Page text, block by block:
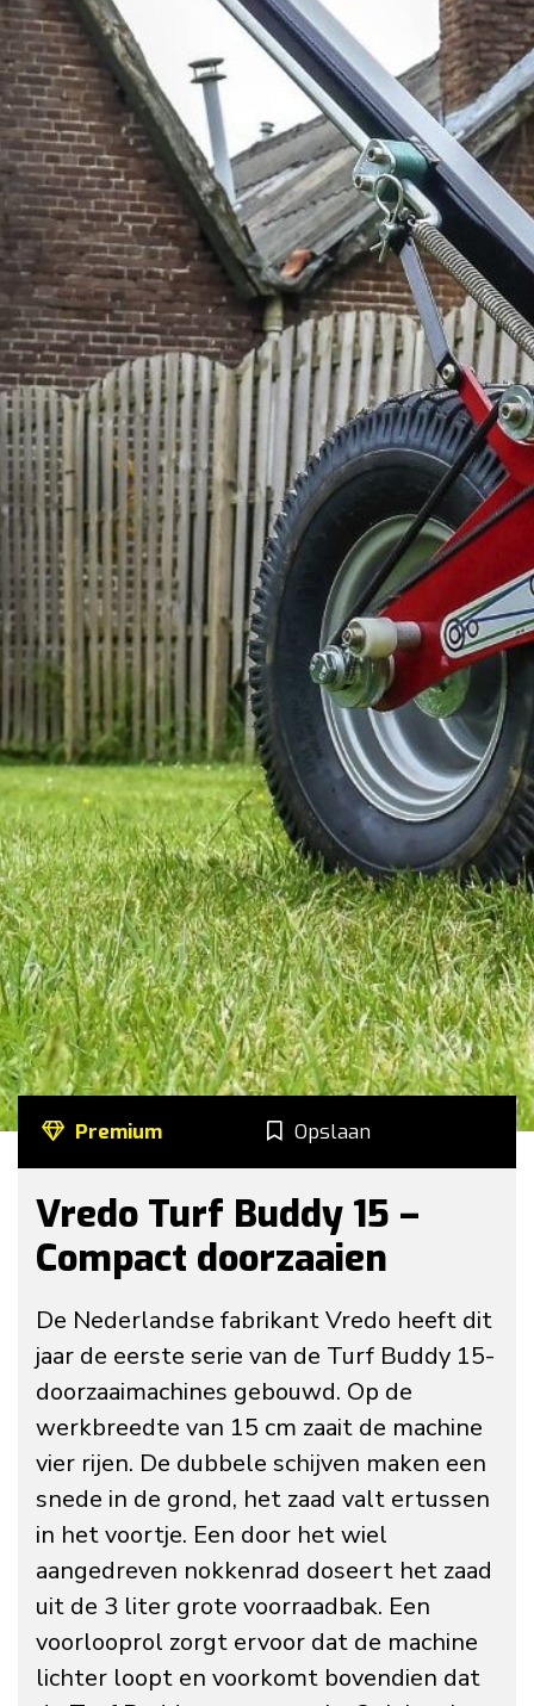
Premium Opslaan
Vredo Turf Buddy 15 –
Compact doorzaaien
De Nederlandse fabrikant Vredo heeft dit
jaar de eerste serie van de Turf Buddy 15-
doorzaaimachines gebouwd. Op de
werkbreedte van 15 cm zaait de machine
vier rijen. De dubbele schijven maken een
snede in de grond, het zaad valt ertussen
in het voortje. Een door het wiel
aangedreven nokkenrad doseert het zaad
uit de 3 liter grote voorraadbak. Een
voorlooprol zorgt ervoor dat de machine
lichter loopt en voorkomt bovendien dat